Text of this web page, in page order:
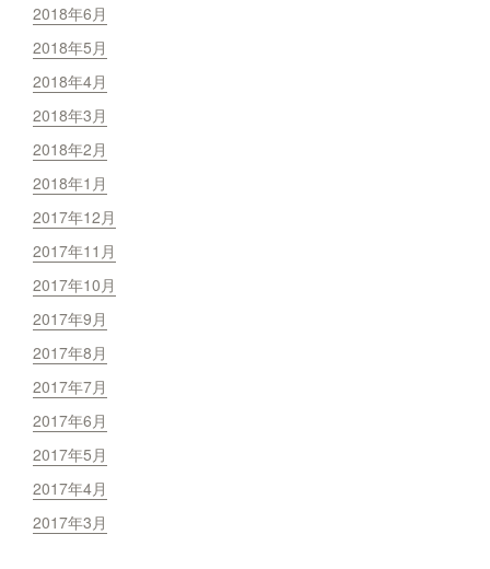
2018年6月
2018年5月
2018年4月
2018年3月
2018年2月
2018年1月
2017年12月
2017年11月
2017年10月
2017年9月
2017年8月
2017年7月
2017年6月
2017年5月
2017年4月
2017年3月